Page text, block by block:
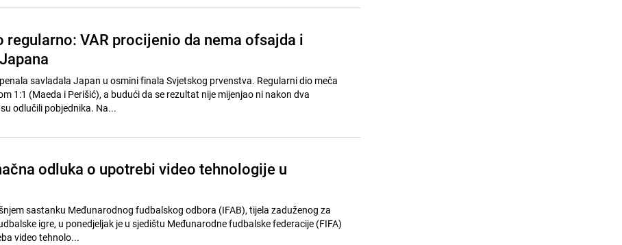
regularno: VAR procijenio da nema ofsajda i
savladala Japan u osmini finala Svjetskog prvenstva. Regularni dio meča
1:1 (Maeda i Perišić), a budući da se rezultat nije mijenjao ni nakon dva
odlučili pobjednika. Na...
odluka o upotrebi video tehnologije u
sastanku Međunarodnog fudbalskog odbora (IFAB), tijela zaduženog za
igre, u ponedjeljak je u sjedištu Međunarodne fudbalske federacije (FIFA)
video tehnolo...